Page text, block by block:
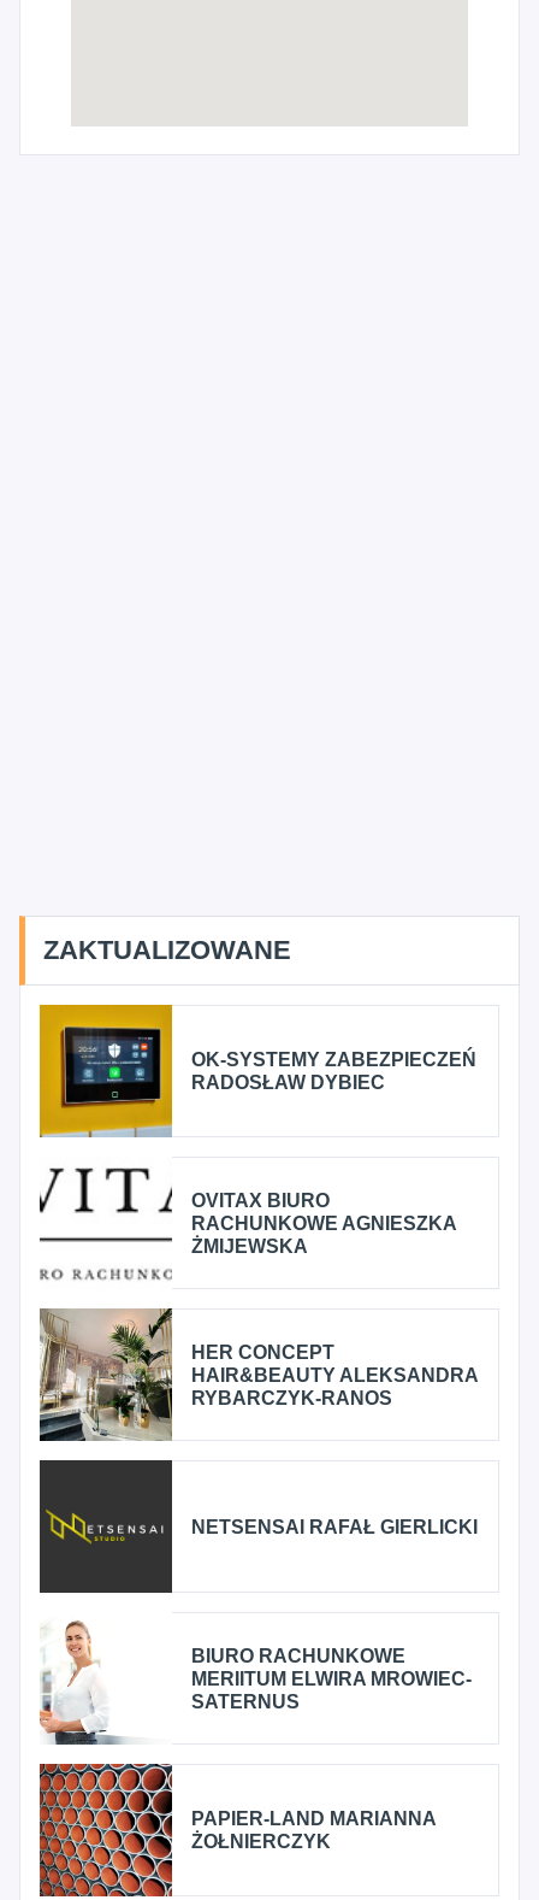
ZAKTUALIZOWANE
OK-SYSTEMY ZABEZPIECZEŃ
RADOSŁAW DYBIEC
OVITAX BIURO
RACHUNKOWE AGNIESZKA
ŻMIJEWSKA
HER CONCEPT
HAIR&BEAUTY ALEKSANDRA
RYBARCZYK-RANOS
NETSENSAI RAFAŁ GIERLICKI
BIURO RACHUNKOWE
MERIITUM ELWIRA MROWIEC-
SATERNUS
PAPIER-LAND MARIANNA
ŻOŁNIERCZYK